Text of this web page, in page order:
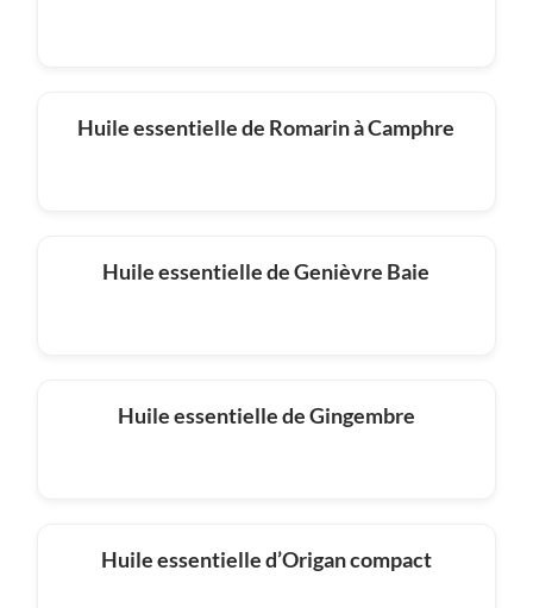
Huile essentielle de Romarin à Camphre
Huile essentielle de Genièvre Baie
Huile essentielle de Gingembre
Huile essentielle d’Origan compact